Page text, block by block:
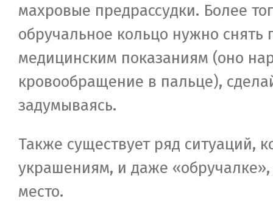
махровые предрассудки. Более
обручальное кольцо нужно снять
медицинским показаниям (оно
кровообращение в пальце),
задумываясь.
Также существует ряд ситуаций,
украшениям, и даже
место.